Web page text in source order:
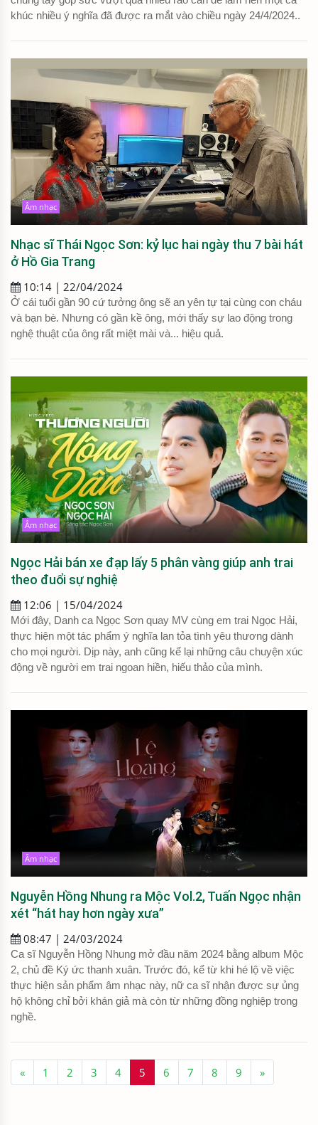
khúc nhiều ý nghĩa đã được ra mắt vào chiều ngày 24/4/2024..
Âm nhạc
Nhạc sĩ Thái Ngọc Sơn: kỷ lục hai ngày thu 7 bài hát
ở Hồ Gia Trang
10:14 | 22/04/2024
Ở cái tuổi gần 90 cứ tưởng ông sẽ an yên tự tại cùng con cháu
và bạn bè. Nhưng có gần kề ông, mới thấy sự lao động trong
nghệ thuật của ông rất miệt mài và... hiệu quả.
Âm nhạc
Ngọc Hải bán xe đạp lấy 5 phân vàng giúp anh trai
theo đuổi sự nghiệ
12:06 | 15/04/2024
Mới đây, Danh ca Ngọc Sơn quay MV cùng em trai Ngọc Hải,
thực hiện một tác phẩm ý nghĩa lan tỏa tình yêu thương dành
cho mọi người. Dịp này, anh cũng kể lại những câu chuyện xúc
động về người em trai ngoan hiền, hiếu thảo của mình.
Âm nhạc
Nguyễn Hồng Nhung ra Mộc Vol.2, Tuấn Ngọc nhận
xét “hát hay hơn ngày xưa”
08:47 | 24/03/2024
Ca sĩ Nguyễn Hồng Nhung mở đầu năm 2024 bằng album Mộc
2, chủ đề Ký ức thanh xuân. Trước đó, kể từ khi hé lộ về việc
thực hiện sản phẩm âm nhạc này, nữ ca sĩ nhận được sự ủng
hộ không chỉ bởi khán giả mà còn từ những đồng nghiệp trong
nghề.
« 1 2 3 4 5 6 7 8 9 »